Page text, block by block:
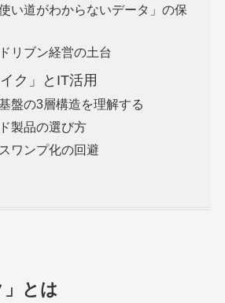
使い道がわからないデータ」の保
リブン経営の土台
ク」とIT活用
盤の3層構造を理解する
製品の選び方
ワンプ化の回避
」とは